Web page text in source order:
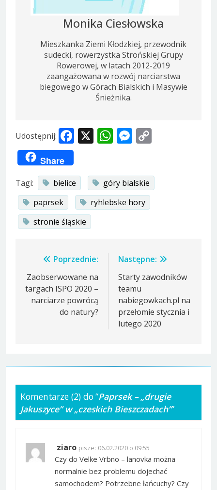
Monika Ciesłowska
Mieszkanka Ziemi Kłodzkiej, przewodnik
sudecki, rowerzystka Strońskiej Grupy
Rowerowej, w latach 2012-2019
zaangażowana w rozwój narciarstwa
biegowego w Górach Bialskich i Masywie
Śnieżnika.
Udostępnij: Facebook
X WhatsApp
Messenger
Share
Tagi: bielice
góry bialskie
paprsek
ryhlebske hory
stronie śląskie
Nawigacja
wpisu
Poprzednie:
Zaobserwowane na
targach ISPO 2020 –
narciarze powrócą
do natury?
Następne:
Starty zawodników
teamu
nabiegowkach.pl na
przełomie stycznia i
lutego 2020
Komentarze (2) do “Paprsek – „drugie
Jakuszyce” w „czeskich Bieszczadach””
ziaro pisze: 06.02.2020 o 09:55
Czy do Velke Vrbno – lanovka można
normalnie bez problemu dojechać
samochodem? Potrzebne łańcuchy? Czy